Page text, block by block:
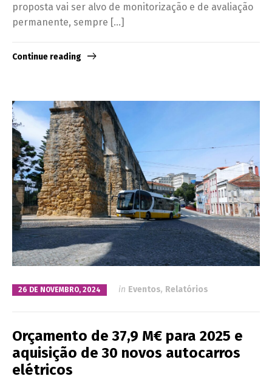
proposta vai ser alvo de monitorização e de avaliação
permanente, sempre […]
Continue reading
26 DE NOVEMBRO, 2024 in Eventos, Relatórios
Orçamento de 37,9 M€ para 2025 e
aquisição de 30 novos autocarros
elétricos